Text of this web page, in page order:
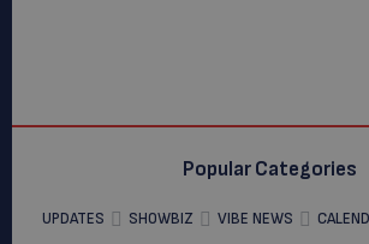
Popular Categories
UPDATES SHOWBIZ VIBE NEWS